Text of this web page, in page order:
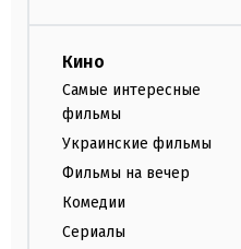
Кино
Самые интересные
фильмы
Украинские фильмы
Фильмы на вечер
Комедии
Сериалы